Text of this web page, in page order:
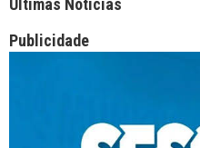
Publicidade